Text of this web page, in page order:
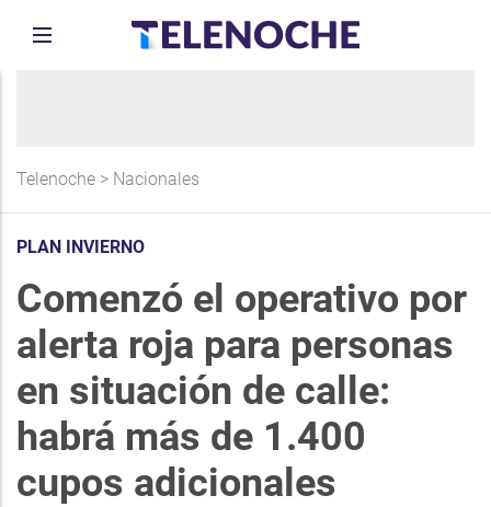
Telenoche > Nacionales
PLAN INVIERNO
Comenzó el operativo por
alerta roja para personas
en situación de calle:
habrá más de 1.400
cupos adicionales